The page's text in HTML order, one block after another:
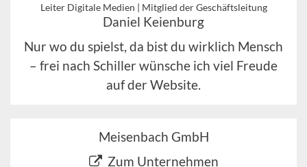
Leiter Digitale Medien | Mitglied der Geschäftsleitung
Daniel Keienburg
Nur wo du spielst, da bist du wirklich Mensch
– frei nach Schiller wünsche ich viel Freude
auf der Website.
Meisenbach GmbH
Zum Unternehmen